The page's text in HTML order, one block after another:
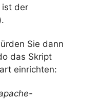
ist der
Sie dann
das Skript
einrichten: